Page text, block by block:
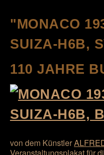
"MONACO
SUIZA-H6B,
110 JAHRE
von dem Künstler